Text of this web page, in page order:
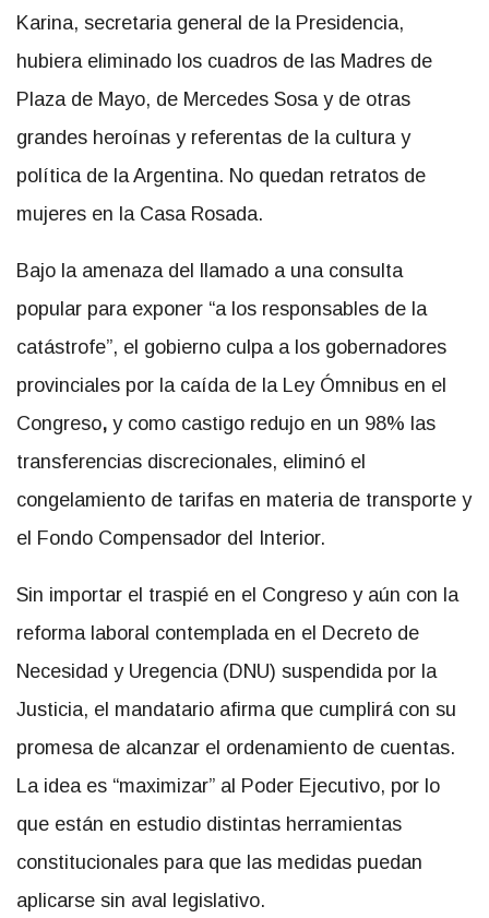
Karina, secretaria general de la Presidencia,
hubiera eliminado los cuadros de las Madres de
Plaza de Mayo, de Mercedes Sosa y de otras
grandes heroínas y referentas de la cultura y
política de la Argentina. No quedan retratos de
mujeres en la Casa Rosada.
Bajo la amenaza del llamado a una consulta
popular para exponer “a los responsables de la
catástrofe”, el gobierno culpa a los gobernadores
provinciales por la caída de la Ley Ómnibus en el
Congreso, y como castigo redujo en un 98% las
transferencias discrecionales, eliminó el
congelamiento de tarifas en materia de transporte y
el Fondo Compensador del Interior.
Sin importar el traspié en el Congreso y aún con la
reforma laboral contemplada en el Decreto de
Necesidad y Uregencia (DNU) suspendida por la
Justicia, el mandatario afirma que cumplirá con su
promesa de alcanzar el ordenamiento de cuentas.
La idea es “maximizar” al Poder Ejecutivo, por lo
que están en estudio distintas herramientas
constitucionales para que las medidas puedan
aplicarse sin aval legislativo.